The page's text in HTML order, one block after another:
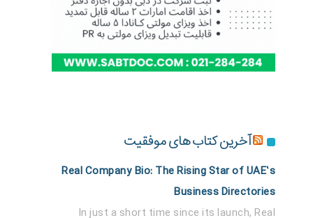
آخرین کتاب های موفقیت
Real Company Bio: The Rising Star of UAE’s
Business Directories
In just a short time since its launch, Real